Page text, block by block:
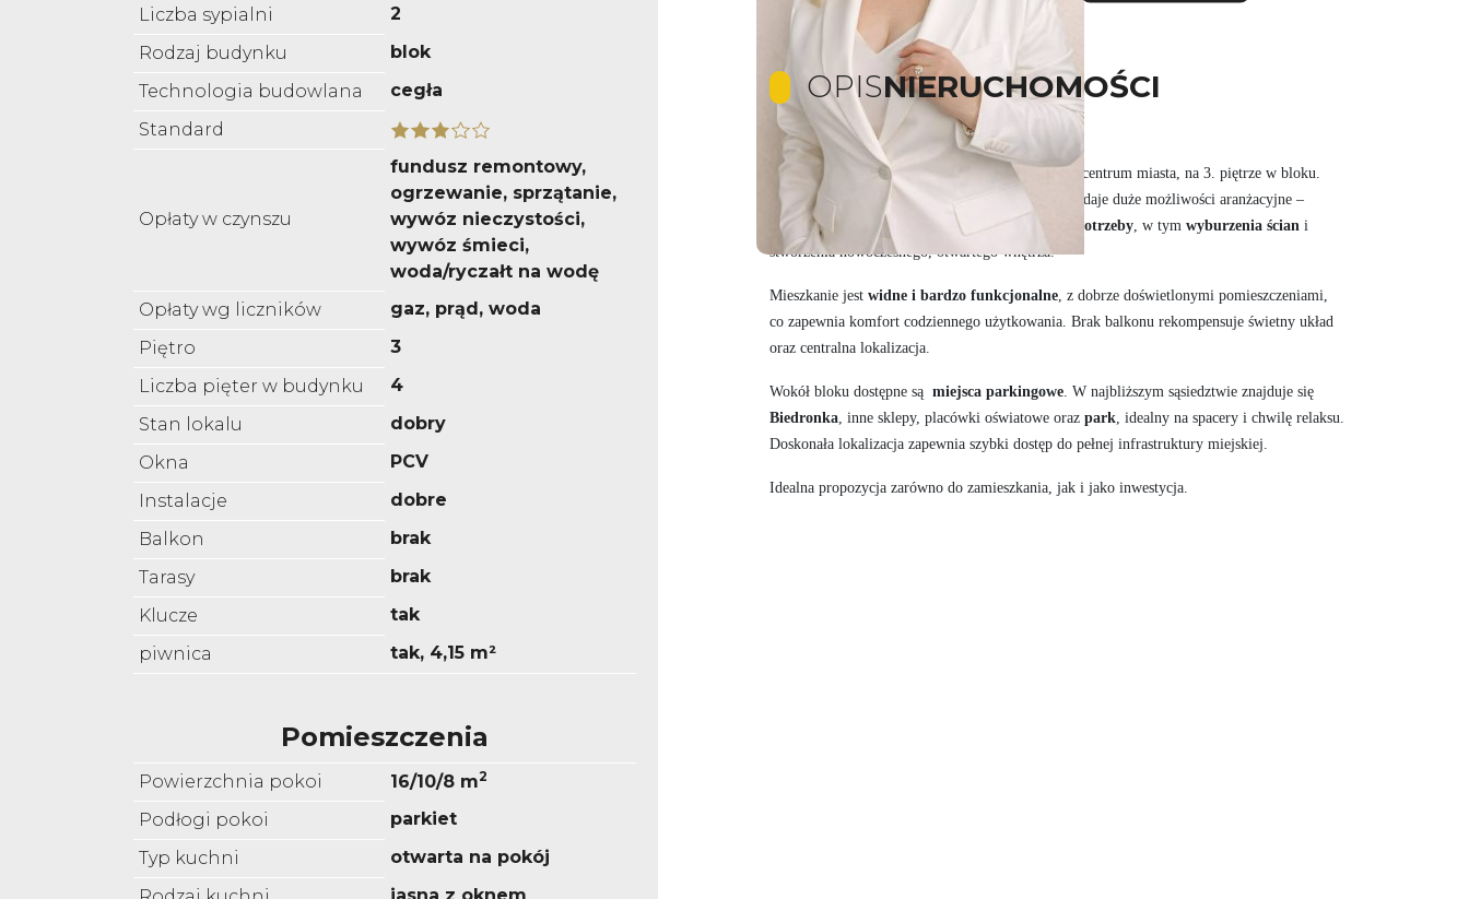
Liczba sypialni
2
Rodzaj budynku
blok
Technologia budowlana
cegła
Standard
Opłaty w czynszu
fundusz remontowy,
ogrzewanie, sprzątanie,
wywóz nieczystości,
wywóz śmieci,
woda/ryczałt na wodę
Opłaty wg liczników
gaz, prąd, woda
Piętro
3
Liczba pięter w budynku
4
Stan lokalu
dobry
Okna
PCV
Instalacje
dobre
Balkon
brak
Tarasy
brak
Klucze
tak
piwnica
tak, 4,15 m²
Pomieszczenia
Powierzchnia pokoi 16/10/8 m2
Podłogi pokoi
parkiet
Typ kuchni
otwarta na pokój
OPISNIERUCHOMOŚCI
Do sprzedaży mieszkanie 3-pokojowe położone w centrum miasta, na 3. piętrze w bloku.
Lokal wyróżnia się
unikatowym układem
, który daje duże możliwości aranżacyjne –
istnieje opcja
adaptacji przestrzeni pod własne potrzeby, w tym wyburzenia ścian i
stworzenia nowoczesnego, otwartego wnętrza.
Mieszkanie jest widne i bardzo funkcjonalne, z dobrze doświetlonymi pomieszczeniami,
co zapewnia komfort codziennego użytkowania. Brak balkonu rekompensuje świetny układ
oraz centralna lokalizacja.
Wokół bloku dostępne są miejsca parkingowe. W najbliższym sąsiedztwie znajduje się
Biedronka, inne sklepy, placówki oświatowe oraz park, idealny na spacery i chwilę relaksu.
Doskonała lokalizacja zapewnia szybki dostęp do pełnej infrastruktury miejskiej.
Idealna propozycja zarówno do zamieszkania, jak i jako inwestycja.